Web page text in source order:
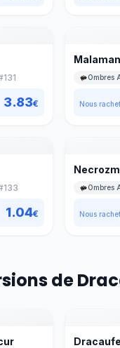
131
3.83€ Nous
133
1.04€ Nous
de